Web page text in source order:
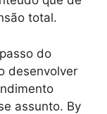
total.
do
desenvolver
assunto. By